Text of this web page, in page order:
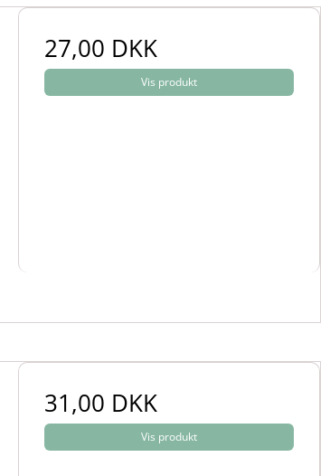
27,00 DKK
Vis produkt
31,00 DKK
Vis produkt